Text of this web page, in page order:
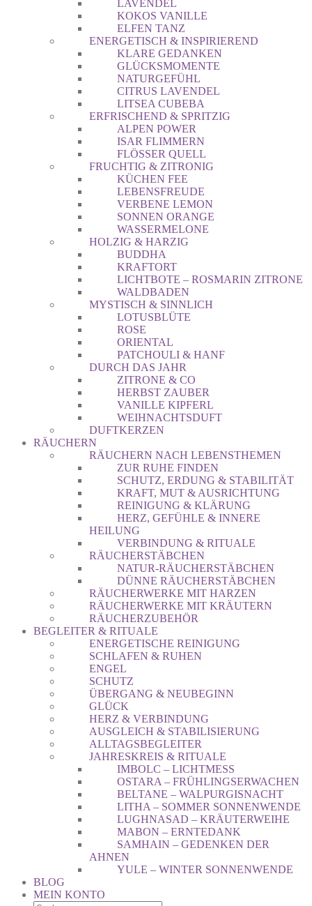
LAVENDEL
KOKOS VANILLE
ELFEN TANZ
ENERGETISCH & INSPIRIEREND
KLARE GEDANKEN
GLÜCKSMOMENTE
NATURGEFÜHL
CITRUS LAVENDEL
LITSEA CUBEBA
ERFRISCHEND & SPRITZIG
ALPEN POWER
ISAR FLIMMERN
FLÖSSER QUELL
FRUCHTIG & ZITRONIG
KÜCHEN FEE
LEBENSFREUDE
VERBENE LEMON
SONNEN ORANGE
WASSERMELONE
HOLZIG & HARZIG
BUDDHA
KRAFTORT
LICHTBOTE – ROSMARIN ZITRONE
WALDBADEN
MYSTISCH & SINNLICH
LOTUSBLÜTE
ROSE
ORIENTAL
PATCHOULI & HANF
DURCH DAS JAHR
ZITRONE & CO
HERBST ZAUBER
VANILLE KIPFERL
WEIHNACHTSDUFT
DUFTKERZEN
RÄUCHERN
RÄUCHERN NACH LEBENSTHEMEN
ZUR RUHE FINDEN
SCHUTZ, ERDUNG & STABILITÄT
KRAFT, MUT & AUSRICHTUNG
REINIGUNG & KLÄRUNG
HERZ, GEFÜHLE & INNERE
HEILUNG
VERBINDUNG & RITUALE
RÄUCHERSTÄBCHEN
NATUR-RÄUCHERSTÄBCHEN
DÜNNE RÄUCHERSTÄBCHEN
RÄUCHERWERKE MIT HARZEN
RÄUCHERWERKE MIT KRÄUTERN
RÄUCHERZUBEHÖR
BEGLEITER & RITUALE
ENERGETISCHE REINIGUNG
SCHLAFEN & RUHEN
ENGEL
SCHUTZ
ÜBERGANG & NEUBEGINN
GLÜCK
HERZ & VERBINDUNG
AUSGLEICH & STABILISIERUNG
ALLTAGSBEGLEITER
JAHRESKREIS & RITUALE
IMBOLC – LICHTMESS
OSTARA – FRÜHLINGSERWACHEN
BELTANE – WALPURGISNACHT
LITHA – SOMMER SONNENWENDE
LUGHNASAD – KRÄUTERWEIHE
MABON – ERNTEDANK
SAMHAIN – GEDENKEN DER
AHNEN
YULE – WINTER SONNENWENDE
BLOG
MEIN KONTO